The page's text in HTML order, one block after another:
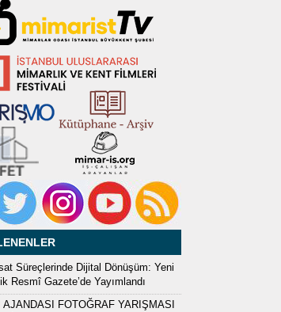
Süreçlerinde Dijital Dönüşüm: Yeni
Resmî Gazete’de Yayımlandı
AJANDASI FOTOĞRAF YARIŞMASI